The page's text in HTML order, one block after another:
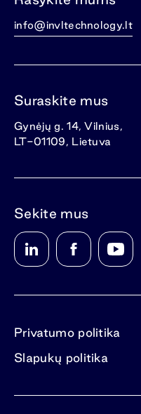
info@invltechnology.lt
Suraskite mus
Gynėjų g. 14, Vilnius,
LT-01109, Lietuva
Sekite mus
Privatumo politika
Slapukų politika